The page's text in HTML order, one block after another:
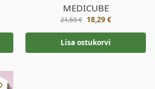
MEDICUBE
21,59€ 18,29€
Lisa ostukorvi